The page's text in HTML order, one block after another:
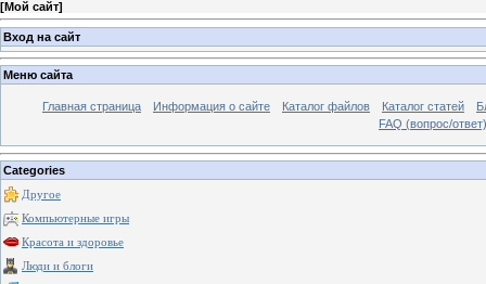
[Мой сайт]
Вход на сайт
Меню сайта
Главная страница Информация о сайте Каталог файлов Каталог статей
FAQ (вопрос/ответ)
Categories
Другое
Компьютерные игры
Красота и здоровье
Люди и блоги